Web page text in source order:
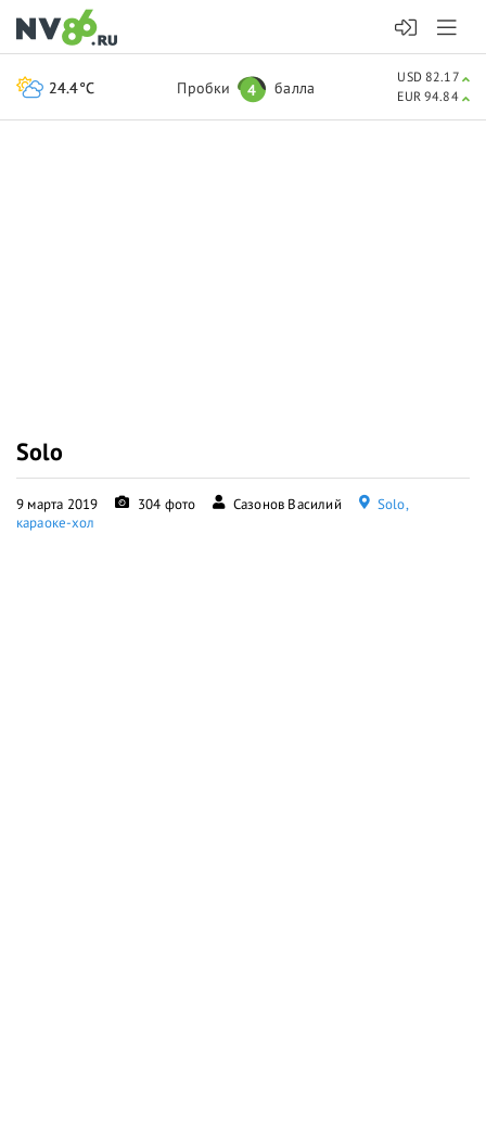
Solo
9 марта 2019 304 фото Сазонов Василий
Solo,
караоке-хол
24.4°C Пробки 4 балла
USD 82.17
EUR 94.84